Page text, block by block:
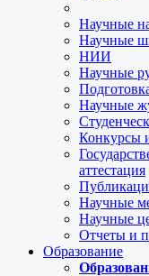
Научные
Научные
НИИ
Научные
Научные
Конкурсы
аттестация
Научные
Научные
Отчеты и
Образование